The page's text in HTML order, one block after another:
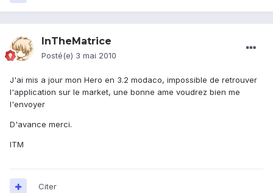
InTheMatrice
Posté(e) 3 mai 2010
J'ai mis a jour mon Hero en 3.2 modaco, impossible de retrouver
l'application sur le market, une bonne ame voudrez bien me
l'envoyer
D'avance merci.
ITM
Citer